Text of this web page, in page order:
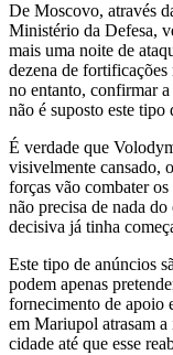
De Moscovo, através
Ministério da Defesa,
mais uma noite de
dezena de
no entanto, confirmar
não é suposto este tipo
É verdade que
visivelmente cansado,
forças vão combater
não precisa de nada
decisiva já tinha
Este tipo de anúncios
podem apenas
fornecimento de apoio
em Mariupol atrasam a
cidade até que esse